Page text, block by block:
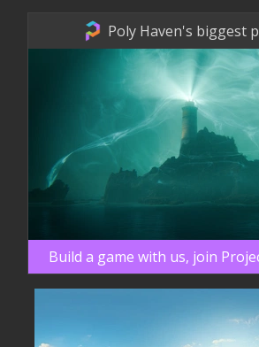
Poly Haven's biggest
Build a game with us, join